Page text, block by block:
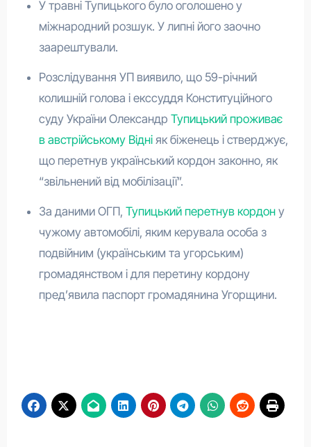
У травні Тупицького було оголошено у
міжнародний розшук. У липні його заочно
заарештували.
Розслідування УП виявило, що 59-річний
колишній голова і екссуддя Конституційного
суду України Олександр Тупицький проживає
в австрійському Відніяк біженець і стверджує,
що перетнув український кордон законно, як
“звільнений від мобілізації”.
За даними ОГП, Тупицький перетнув кордону
чужому автомобілі, яким керувала особа з
подвійним (українським та угорським)
громадянством і для перетину кордону
пред’явила паспорт громадянина Угорщини.